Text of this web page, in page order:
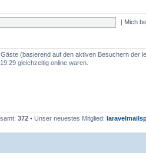
| Mich
(basierend auf den aktiven Besuchern der
gleichzeitig online waren.
372 • Unser neuestes Mitglied: